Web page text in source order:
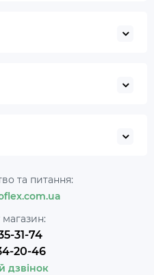
та питання:
магазин:
31-74
20-46
дзвінок